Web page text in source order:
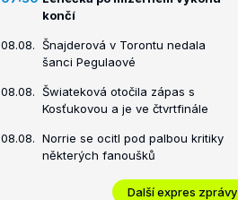
končí
08.08. Šnajderová v Torontu nedala
šanci Pegulaové
08.08. Šwiateková otočila zápas s
Kosťukovou a je ve čtvrtfinále
08.08. Norrie se ocitl pod palbou kritiky
některých fanoušků
Další expres zprávy